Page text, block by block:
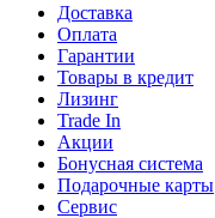
Доставка
Оплата
Гарантии
Товары в кредит
Лизинг
Trade In
Акции
Бонусная система
Подарочные карты
Сервис